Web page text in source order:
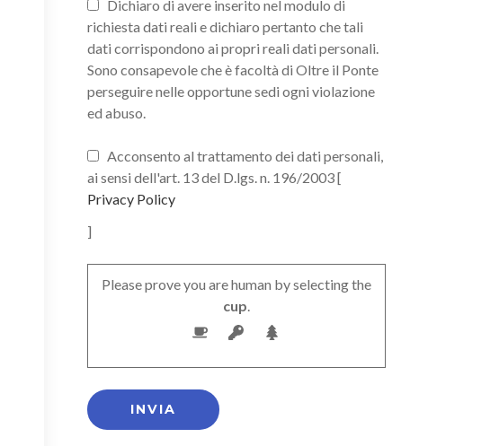
Dichiaro di avere inserito nel modulo di
richiesta dati reali e dichiaro pertanto che tali
dati corrispondono ai propri reali dati personali.
Sono consapevole che è facoltà di Oltre il Ponte
perseguire nelle opportune sedi ogni violazione
ed abuso.
Acconsento al trattamento dei dati personali,
ai sensi dell'art. 13 del D.lgs. n. 196/2003 [
Privacy Policy
]
Please prove you are human by selecting the
cup.